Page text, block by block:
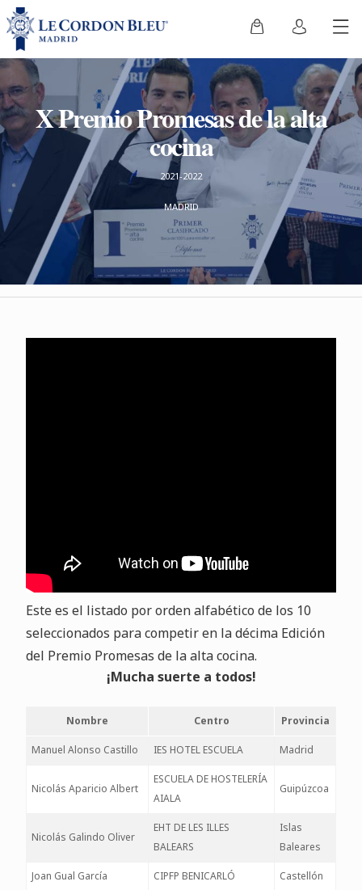
X Premio Promesas de la alta
cocina
2021-2022
MADRID
Este es el listado por orden alfabético de los 10
seleccionados para competir en la décima Edición
del Premio Promesas de la alta cocina.
¡Mucha suerte a todos!
Nombre Centro Provincia
Manuel Alonso Castillo IES HOTEL ESCUELA Madrid
Nicolás Aparicio Albert
ESCUELA DE HOSTELERÍA
AIALA
Guipúzcoa
Nicolás Galindo Oliver
EHT DE LES ILLES
BALEARS
Islas
Baleares
Joan Gual García CIPFP BENICARLÓ Castellón